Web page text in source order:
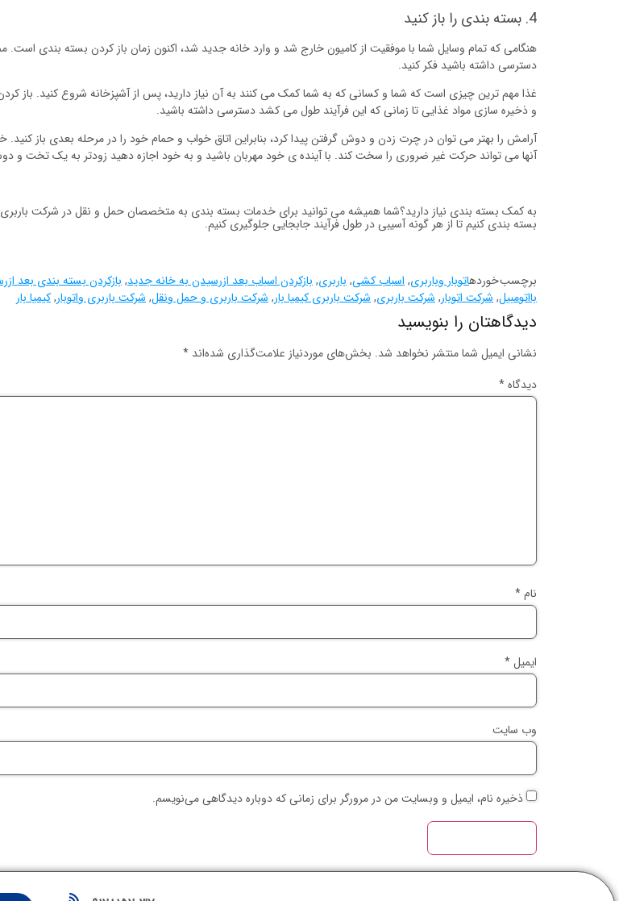
4. بسته بندی را باز کنید
هنگامی که تمام وسایل شما با موفقیت از کامیون خارج شد و وارد خانه جدید شد، اکنون زمان باز کردن بسته بندی است.
دسترسی داشته باشید فکر کنید.
غذا مهم ترین چیزی است که شما و کسانی که به شما کمک می کنند به آن نیاز دارید، پس از آشپزخانه شروع کنید. باز
و ذخیره سازی مواد غذایی تا زمانی که این فرآیند طول می کشد دسترسی داشته باشید.
آرامش را بهتر می توان در چرت زدن و دوش گرفتن پیدا کرد، بنابراین اتاق خواب و حمام خود را در مرحله بعدی باز
آنها می تواند حرکت غیر ضروری را سخت کند. با آینده ی خود مهربان باشید و به خود اجازه دهید زودتر به یک تخت و
به کمک بسته بندی نیاز دارید؟شما همیشه می توانید برای خدمات بسته بندی به متخصصان حمل و نقل در شرکت باربری
بسته بندی کنیم تا از هر گونه آسیبی در طول فرآیند جابجایی جلوگیری کنیم.
برچسب خوردهاتوبار وباربری,اسباب کشی,باربری,بازکردن اسباب بعد ازرسیدن به خانه جدید,بازکردن بسته بندی بعد
بااتومبیل,شرکت اتوبار,شرکت باربری,شرکت باربری کیمیا بار,شرکت باربری و حمل ونقل,شرکت باربری واتوبار,کیمیا بار
دیدگاهتان را بنویسید
نشانی ایمیل شما منتشر نخواهد شد. بخش‌های موردنیاز علامت‌گذاری شده‌اند *
دیدگاه*
نام*
ایمیل*
وب‌ سایت
ذخیره نام، ایمیل و وبسایت من در مرورگر برای زمانی که دوباره دیدگاهی می‌نویسم.